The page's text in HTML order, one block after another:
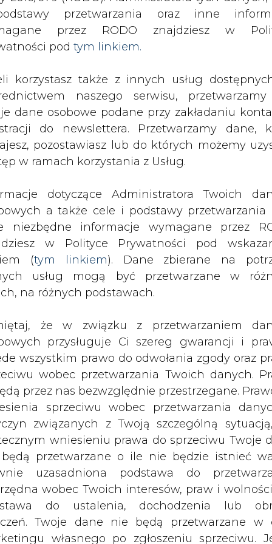
ZMIANY KADROWE NA RYNKU
przetwarzania oraz inne
przez RODO znajdziesz w
pod tym linkiem.
korzystasz także z innych usług
naszego serwisu,
dane osobowe podane przy zakładaniu
do newslettera. Przetwarzamy dane,
pozostawiasz lub do których możemy
w ramach korzystania z Usług.
dotyczące Administratora Twoich
a także cele i podstawy przetwarzania
niezbędne informacje wymagane przez
w Polityce Prywatności pod
(tym linkiem). Dane zbierane na
usług mogą być przetwarzane w
na różnych podstawach.
że w związku z przetwarzaniem
przysługuje Ci szereg gwarancji i
wszystkim prawo do odwołania zgody oraz
wobec przetwarzania Twoich danych.
przez nas bezwzględnie przestrzegane.
sprzeciwu wobec przetwarzania
związanych z Twoją szczególną
wniesieniu prawa do sprzeciwu Twoje
przetwarzane o ile nie będzie istnieć
uzasadniona podstawa do
wobec Twoich interesów, praw i
do ustalenia, dochodzenia lub
Twoje dane nie będą przetwarzane w
własnego po zgłoszeniu sprzeciwu.
drukuj skomentuj udostępnij:
klimatu zagrażają
władz na uchodźstwie
zmiany klimatu do 2050 r.
Tybetańskiej. Zażądali prawa
w grudniu.
rezerwuarem lodu poza Arktyką i
wzrostu temperatur o 1,3 st. Celsjusza,
- przypomnieli przywódcy w oświadczeniu.
4 tys. metrów n.p.m., jest szczególnie
już teraz topnieją tybetańskie lodowce,
ok. 1,3 mld ludzi, m.in. Jangcy i Indus.
ze względu na Tybetańczyków, ale
środowiskowych na stan zdrowia
Dalajlama XIV w Dharamśali,